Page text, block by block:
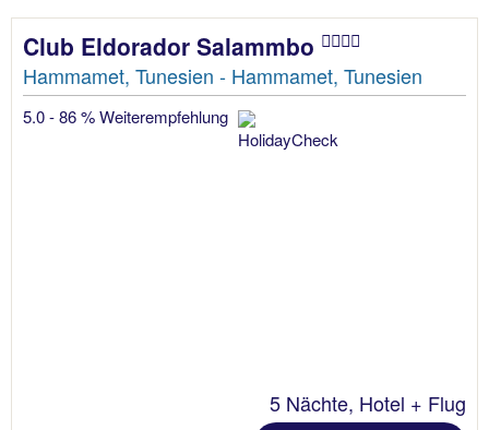
Club Eldorador Salammbo
Hammamet, Tunesien - Hammamet, Tunesien
5.0 - 86 % Weiterempfehlung
5 Nächte, Hotel + Flug